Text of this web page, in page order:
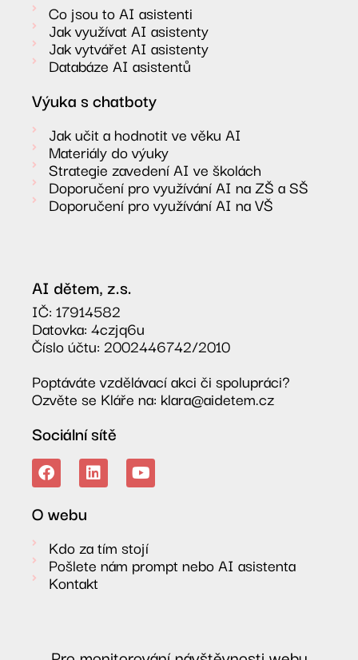
Co jsou to AI asistenti
Jak využívat AI asistenty
Jak vytvářet AI asistenty
Databáze AI asistentů
Výuka s chatboty
Jak učit a hodnotit ve věku AI
Materiály do výuky
Strategie zavedení AI ve školách
Doporučení pro využívání AI na ZŠ a SŠ
Doporučení pro využívání AI na VŠ
AI dětem, z.s.
IČ: 17914582
Datovka: 4czjq6u
Číslo účtu: 2002446742/2010
Poptáváte vzdělávací akci či spolupráci?
Ozvěte se Kláře na: klara@aidetem.cz
Sociální sítě
O webu
Kdo za tím stojí
Pošlete nám prompt nebo AI asistenta
Kontakt